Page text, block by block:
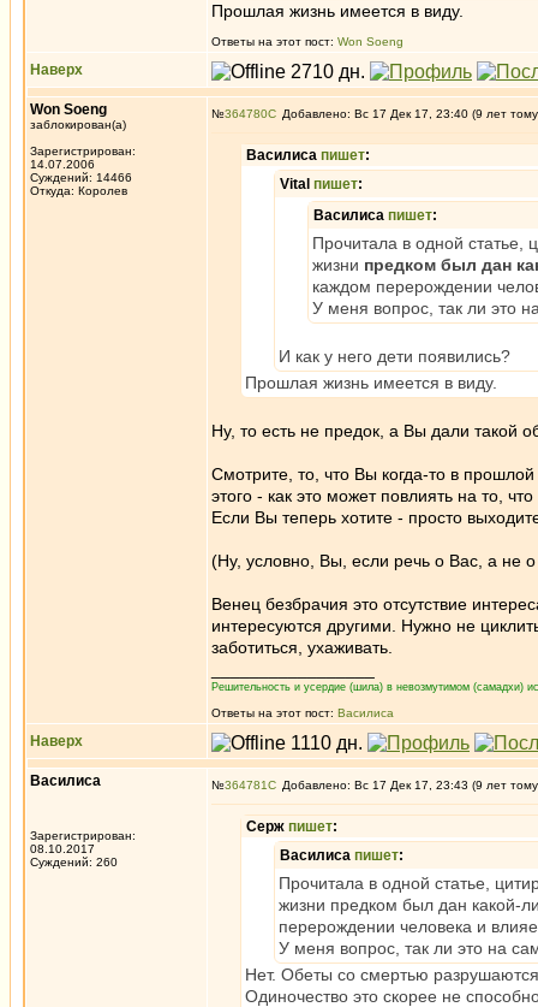
Прошлая жизнь имеется в виду.
Ответы на этот пост: Won Soeng
Наверх
Won Soeng
заблокирован(а)
Зарегистрирован:
14.07.2006
Суждений: 14466
Откуда: Королев
№364780 Добавлено: Вс 17 Дек 17, 23:40 (9 лет
Василиса пишет:
Vital пишет:
Василиса пишет:
Прочитала в одной статье,
жизни предком был дан
каждом перерождении
У меня вопрос, так ли это
И как у него дети появились?
Прошлая жизнь имеется в виду.
Ну, то есть не предок, а Вы дали такой
Смотрите, то, что Вы когда-то в
этого - как это может повлиять на то,
Если Вы теперь хотите - просто
(Ну, условно, Вы, если речь о Вас, а не
Венец безбрачия это отсутствие
интересуются другими. Нужно не
заботиться, ухаживать.
Решительность и усердие (шила) в невозмутимом (самадхи)
Ответы на этот пост: Василиса
Наверх
Василиса
Зарегистрирован:
08.10.2017
Суждений: 260
№364781 Добавлено: Вс 17 Дек 17, 23:43 (9 лет
Серж пишет:
Василиса пишет:
Прочитала в одной статье,
жизни предком был дан какой-
перерождении человека и
У меня вопрос, так ли это на
Нет. Обеты со смертью
Одиночество это скорее не